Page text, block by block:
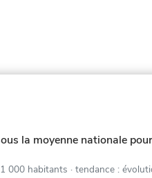
la moyenne nationale
000 habitants · tendance :